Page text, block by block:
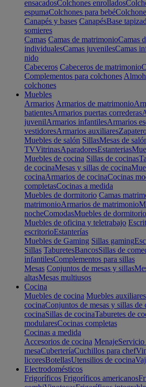
ensacadosColchones enrollados
espumaColchones para bebé
Canapés y bases CanapésBase
somieres
Camas Camas de matrimonioCamas
individualesCamas juvenilesCamas
nido
Cabeceros Cabeceros de matrimonio
Complementos para colchones
colchones
Muebles
Armarios Armarios de matrimonio
batientesArmarios puertas correderas
juvenilArmarios infantilesArmarios
vestidoresArmarios auxiliares
Muebles de salón SillasMesas de
TVVitrinasAparadoresEstanterias
Muebles de cocina Sillas de cocinas
de cocinaMesas y sillas de cocina
cocinaArmarios de cocinaCocinas
completasCocinas a medida
Muebles de dormitorio Camas
matrimonioArmarios de matrimonio
nocheComodasMuebles de
Muebles de oficina y teletrabajo
escritorioEstanterías
Muebles de Gaming Sillas gaming
Sillas TaburetesBancosSillas de
infantilesComplementos para sillas
Mesas Conjuntos de mesas y sillas
altasMesas multiusos
Cocina
Muebles de cocina Muebles
cocinaConjuntos de mesas y sillas de
cocinaSillas de cocinaTaburetes de
modularesCocinas completas
Cocinas a medida
Accesorios de cocina MenajeServicio
mesaCuberteríaCuchillos para chef
licoresBotellasUtensilios de cocina
Electrodomésticos
Frigoríficos Frigoríficos americanos